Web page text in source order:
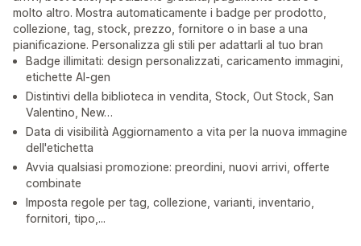
molto altro. Mostra automaticamente i badge per prodotto,
collezione, tag, stock, prezzo, fornitore o in base a una
pianificazione. Personalizza gli stili per adattarli al tuo bran
Badge illimitati: design personalizzati, caricamento immagini,
etichette AI-gen
Distintivi della biblioteca in vendita, Stock, Out Stock, San
Valentino, New…
Data di visibilità Aggiornamento a vita per la nuova immagine
dell'etichetta
Avvia qualsiasi promozione: preordini, nuovi arrivi, offerte
combinate
Imposta regole per tag, collezione, varianti, inventario,
fornitori, tipo,...